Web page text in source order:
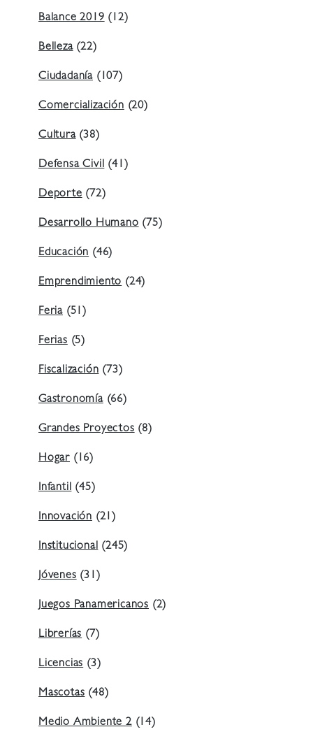
Balance 2019 (12)
Belleza(22)
Ciudadanía (107)
Comercialización (20)
Cultura(38)
Defensa Civil (41)
Deporte (72)
Desarrollo Humano (75)
Educación (46)
Emprendimiento (24)
Feria (51)
Ferias (5)
Fiscalización (73)
Gastronomía(66)
Grandes Proyectos (8)
Hogar (16)
Infantil (45)
Innovación (21)
Institucional (245)
Jóvenes (31)
Juegos Panamericanos (2)
Librerías (7)
Licencias (3)
Mascotas (48)
Medio Ambiente 2(14)